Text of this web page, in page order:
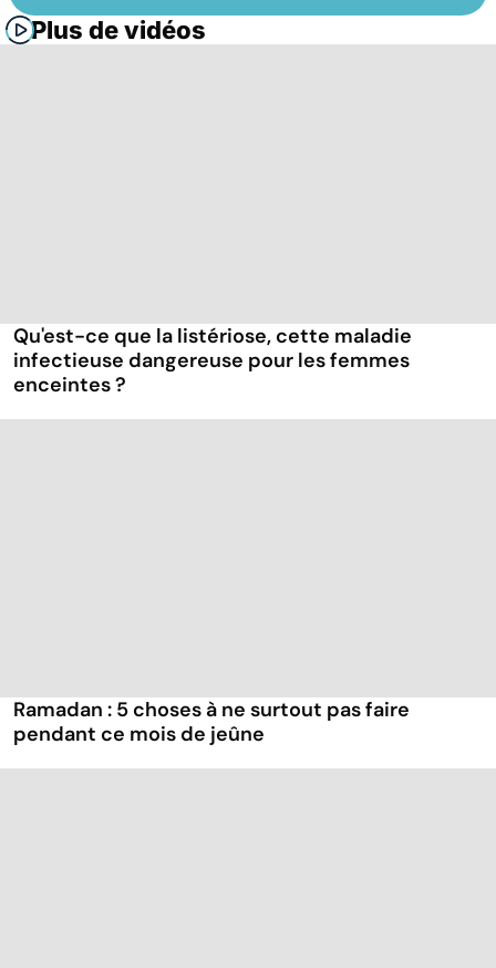
Plus de vidéos
Qu'est-ce que la listériose, cette maladie
infectieuse dangereuse pour les femmes
enceintes ?
Ramadan : 5 choses à ne surtout pas faire
pendant ce mois de jeûne